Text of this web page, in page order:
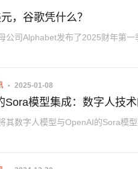
，谷歌凭什么？
公司Alphabet发布了2025财年第
2025-01-08
Sora模型集成：数字人技
其数字人模型与OpenAI的Sora模